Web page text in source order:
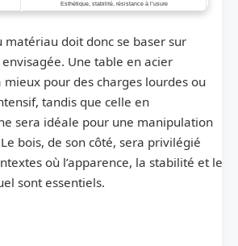
Esthétique, stabilité, résistance à l’usure
matériau doit donc se baser sur
envisagée. Une table en acier
mieux pour des charges lourdes ou
tandis que celle en
sera idéale pour une manipulation
bois, de son côté, sera privilégié
où l’apparence, la stabilité et le
sont essentiels.